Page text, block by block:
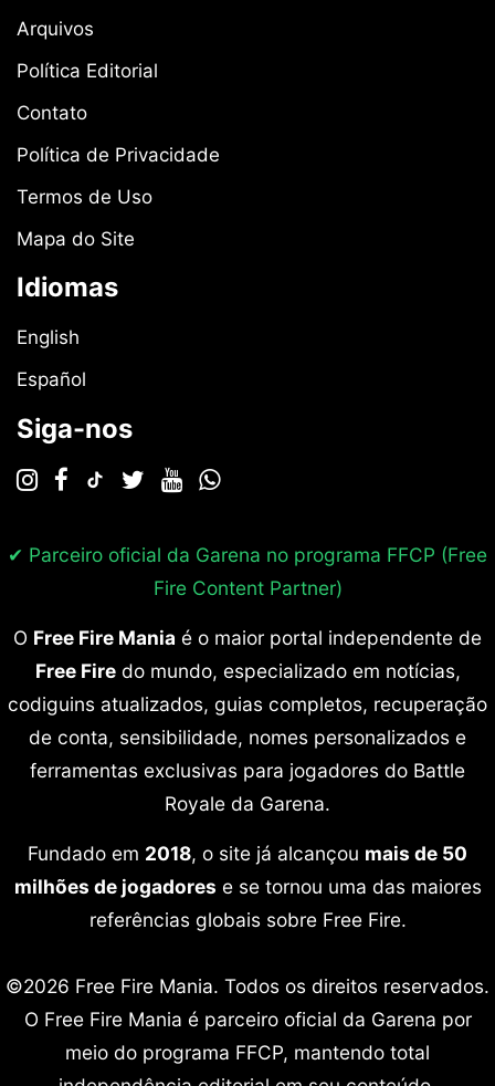
Arquivos
Política Editorial
Contato
Política de Privacidade
Termos de Uso
Mapa do Site
Idiomas
English
Español
Siga-nos
✔ Parceiro oficial da Garena no programa FFCP (Free
Fire Content Partner)
O Free Fire Mania é o maior portal independente de
Free Firedo mundo, especializado em notícias,
codiguins atualizados, guias completos, recuperação
de conta, sensibilidade, nomes personalizados e
ferramentas exclusivas para jogadores do Battle
Royale da Garena.
Fundado em 2018, o site já alcançou mais de 50
milhões de jogadores e se tornou uma das maiores
referências globais sobre Free Fire.
©2026 Free Fire Mania. Todos os direitos reservados.
O Free Fire Mania é parceiro oficial da Garena por
meio do programa FFCP, mantendo total